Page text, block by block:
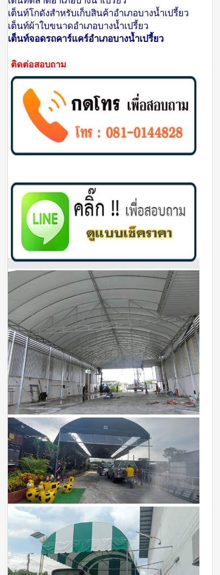
เต็นท์โกดังสำหรับเก็บสินค้าอำเภอบางน้ำเปรี้ยว
เต็นท์ผ้าใบขนาดอำเภอบางน้ำเปรี้ยว
เต็นท์จอดรถคาร์แคร์อำเภอบางน้ำเปรี้ยว
ติดต่อสอบถาม